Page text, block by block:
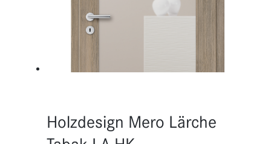
Holzdesign Mero Lärche